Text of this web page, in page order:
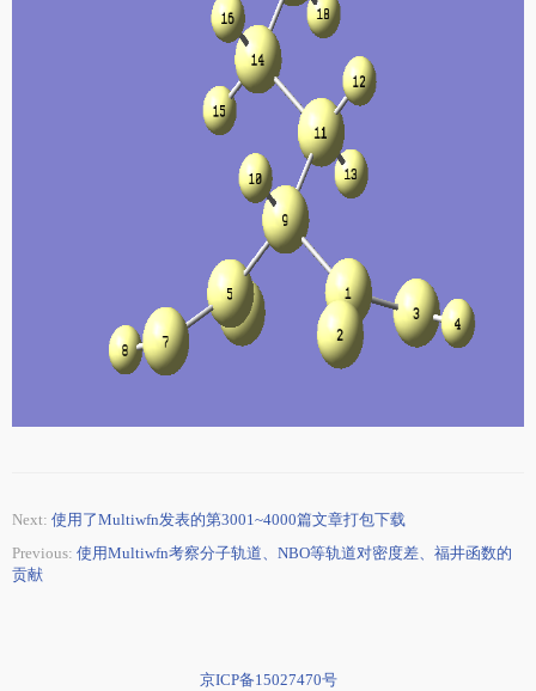
Next: 使用了Multiwfn发表的第3001~4000篇文章打包下载
Previous: 使用Multiwfn考察分子轨道、NBO等轨道对密度差、福井函数的
贡献
京ICP备15027470号